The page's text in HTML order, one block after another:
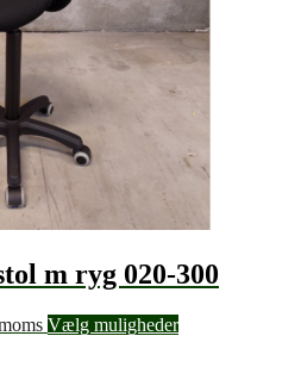
m ryg 020-300
Vælg muligheder